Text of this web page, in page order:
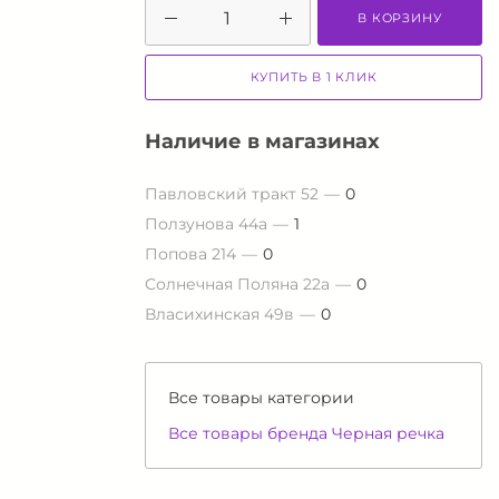
В КОРЗИНУ
КУПИТЬ В 1 КЛИК
Наличие в магазинах
Павловский тракт 52
0
Ползунова 44а
1
Попова 214
0
Солнечная Поляна 22а
0
Власихинская 49в
0
Все товары категории
Все товары бренда Черная речка